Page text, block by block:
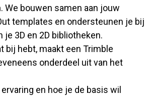
We bouwen samen aan jouw
templates en ondersteunen je bij
je 3D en 2D bibliotheken.
bij hebt, maakt een Trimble
onderdeel uit van het
en hoe je de basis wil